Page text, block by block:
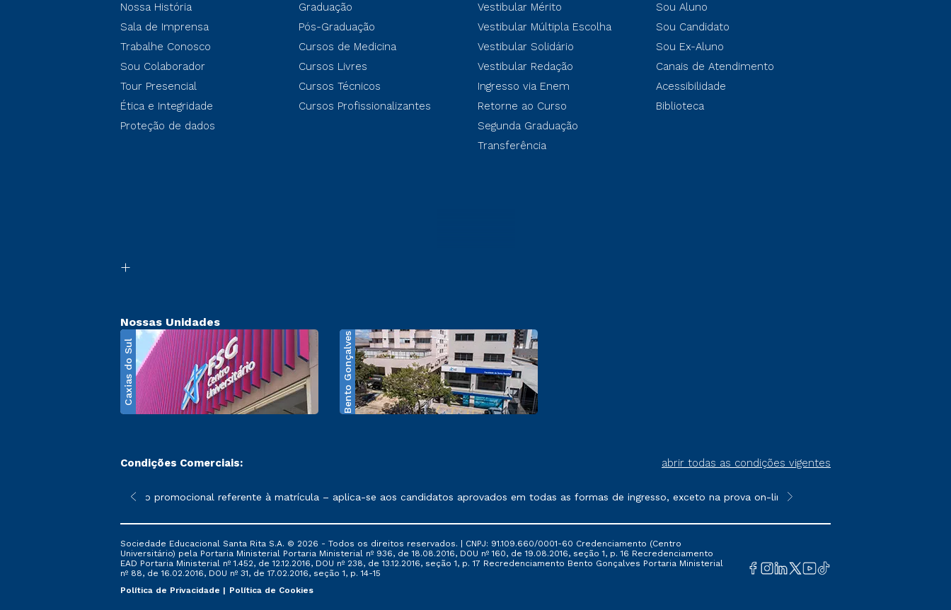
Nossa História
Sala de Imprensa
Trabalhe Conosco
Sou Colaborador
Tour Presencial
Ética e Integridade
Proteção de dados
Graduação
Pós-Graduação
Cursos de Medicina
Cursos Livres
Cursos Técnicos
Cursos Profissionalizantes
Vestibular Mérito
Vestibular Múltipla Escolha
Vestibular Solidário
Vestibular Redação
Ingresso via Enem
Retorne ao Curso
Segunda Graduação
Transferência
Sou Aluno
Sou Candidato
Sou Ex-Aluno
Canais de Atendimento
Acessibilidade
Biblioteca
Nossas Unidades
Caxias do Sul Bento Gonçalves
Condições Comerciais: abrir todas as condições vigentes
sofrer alterações nos períodos de rematrícula conforme exposto no contrato de prestação de serviços.
*A condição promocional referente à matrícula – aplica-se aos candidatos aprovados em todas as formas de ingresso, exceto na prova on-line ou agendada, que ofertam
**Semipresencial é um formato do
Sociedade Educacional Santa Rita S.A. © 2026 - Todos os direitos reservados. | CNPJ: 91.109.660/0001-60 Credenciamento (Centro
Universitário) pela Portaria Ministerial Portaria Ministerial nº 936, de 18.08.2016, DOU nº 160, de 19.08.2016, seção 1, p. 16 Recredenciamento
EAD Portaria Ministerial nº 1.452, de 12.12.2016, DOU nº 238, de 13.12.2016, seção 1, p. 17 Recredenciamento Bento Gonçalves Portaria Ministerial
nº 88, de 16.02.2016, DOU nº 31, de 17.02.2016, seção 1, p. 14-15
Política de Privacidade
Política de Cookies